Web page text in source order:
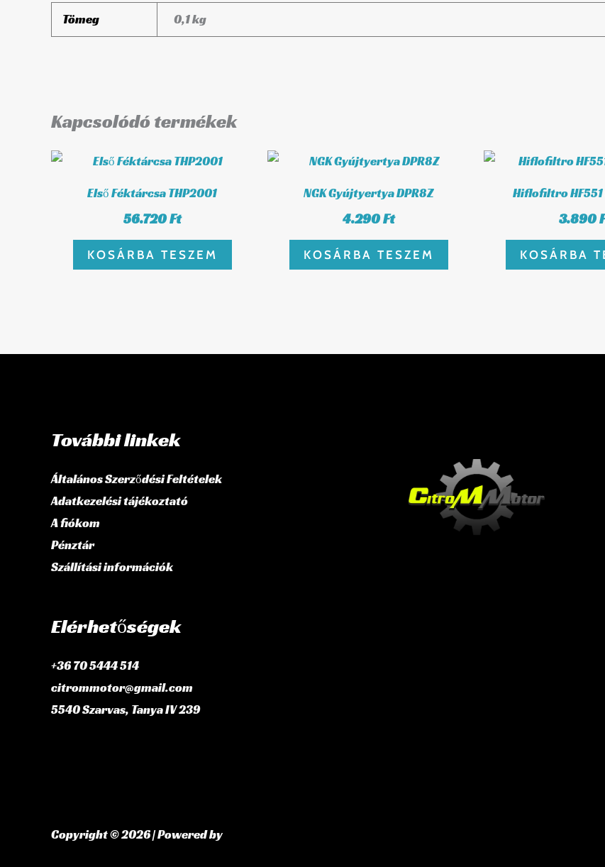
Tömeg 0,1 kg
Kapcsolódó termékek
Első Féktárcsa THP2001
56.720Ft
KOSÁRBA TESZEM
NGK Gyújtyertya DPR8Z
4.290Ft
KOSÁRBA TESZEM
Hiflofiltro HF551
3.890
KOSÁRBA
További linkek
Általános Szerződési Feltételek
Adatkezelési tájékoztató
A fiókom
Pénztár
Szállítási információk
Elérhetőségek
+36 70 5444 514
citrommotor@gmail.com
5540 Szarvas, Tanya IV 239
Copyright © 2026 | Powered by